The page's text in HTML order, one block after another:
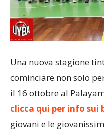
Una nuova stagione
cominciare non solo
il 16 ottobre al
clicca qui per info sui
giovani e le